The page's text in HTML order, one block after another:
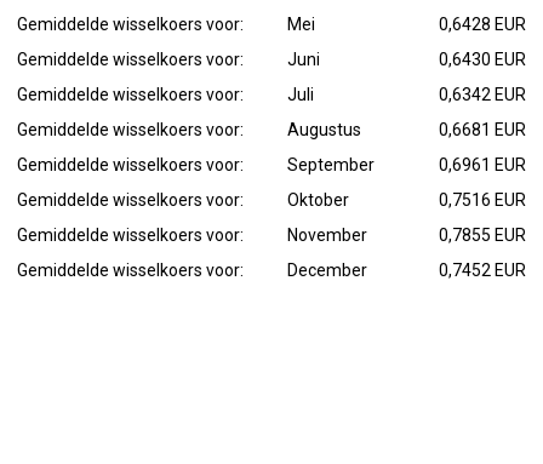
Gemiddelde wisselkoers voor:
Mei
0,6428 EUR
Gemiddelde wisselkoers voor:
Juni
0,6430 EUR
Gemiddelde wisselkoers voor:
Juli
0,6342 EUR
Gemiddelde wisselkoers voor:
Augustus
0,6681 EUR
Gemiddelde wisselkoers voor:
September
0,6961 EUR
Gemiddelde wisselkoers voor:
Oktober
0,7516 EUR
Gemiddelde wisselkoers voor:
November
0,7855 EUR
Gemiddelde wisselkoers voor:
December 0,7452 EUR